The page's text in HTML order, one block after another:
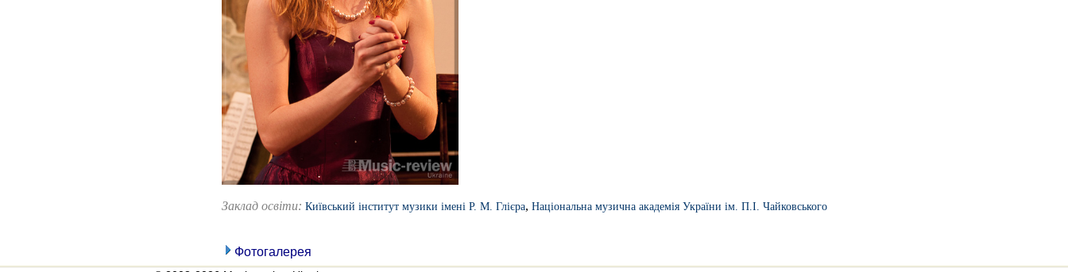
Заклад освіти: Київський інститут музики імені Р. М. Глієра, Національна музична академія України ім. П.І. Чайковського
Фотогалерея